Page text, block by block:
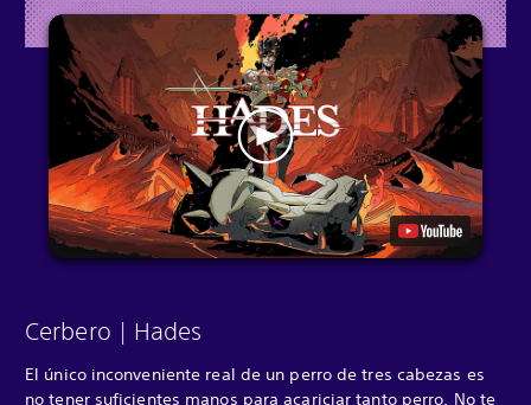
Cerbero | Hades
El único inconveniente real de un perro de tres cabezas es
no tener suficientes manos para acariciar tanto perro. No te